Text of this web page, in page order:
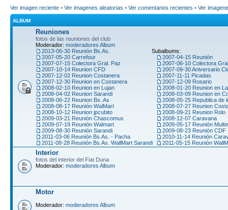
Ver imagen reciente • Ver imagenes aleatorias • Ver comentarios recientes • Ver
ALBUM
Reuniones
fotos de las reuniones del club
Moderador: moderadores Album
Subalbums:
2013-06-30 Reunión Bs.As.
2007-04-15 Reunión
2007-05-20 Carrefour
2007-06-10 Colectora
2007-07-15 Colectora Gral. Paz
2007-09-30 Aniversario
2007-10-14 Reunion CFD
2007-11-11 Picadas
2007-12-02 Reunion Costanera
2007-12-09 Rosario
2007-12-30 Reunion en Costanera
2008-01-20 Reunion en
2008-02-10 Reunion en Lujan
2008-03-09 Reunion en
2008-04-02 Reunion Sarandi
2008-05-25 Republica de
2008-06-22 Reunion Bs. As
2008-07-27 Reunion
2008-08-17 Reunión WalMart
2008-09-21 Reunion Rolo
2008-10-12 Reunion jpcubito
2008-12-07 Caravana
2009-03-21 Reunión Chascomus
2009-05-17 Reunión
2009-07-19 Reunión Walmart
2009-08-23 Reunión CDF
2009-08-30 Reunión Sarandi
2010-11-14 Reunión
2011-03-06 Reunión Bs.As. - Pacha
2011-05-15 Reunión
2011-08-28 Reunión Bs.As. WallMart Sarandi
Interior
fotos del interior del Fiat Duna
Moderador: moderadores Album
Motor
Moderador: moderadores Album